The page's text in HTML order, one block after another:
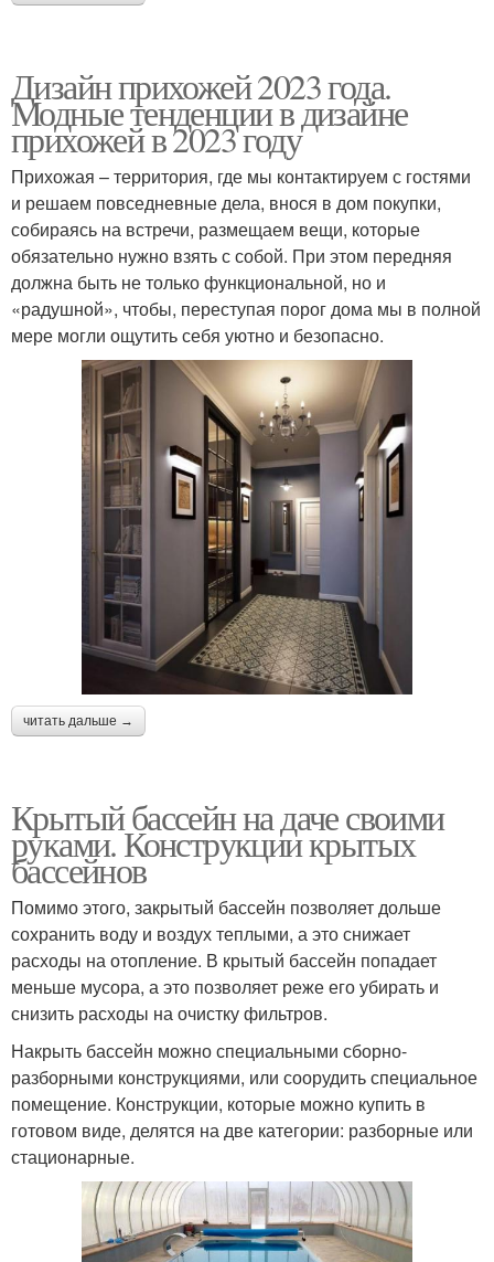
Дизайн прихожей 2023 года.
Модные тенденции в дизайне
прихожей в 2023 году
Прихожая – территория, где мы контактируем с гостями
и решаем повседневные дела, внося в дом покупки,
собираясь на встречи, размещаем вещи, которые
обязательно нужно взять с собой. При этом передняя
должна быть не только функциональной, но и
«радушной», чтобы, переступая порог дома мы в полной
мере могли ощутить себя уютно и безопасно.
читать дальше →
Крытый бассейн на даче своими
руками. Конструкции крытых
бассейнов
Помимо этого, закрытый бассейн позволяет дольше
сохранить воду и воздух теплыми, а это снижает
расходы на отопление. В крытый бассейн попадает
меньше мусора, а это позволяет реже его убирать и
снизить расходы на очистку фильтров.
Накрыть бассейн можно специальными сборно-
разборными конструкциями, или соорудить специальное
помещение. Конструкции, которые можно купить в
готовом виде, делятся на две категории: разборные или
стационарные.